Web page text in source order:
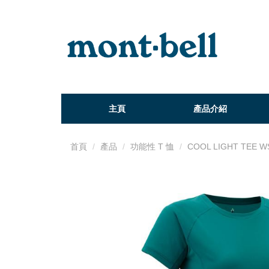
主頁 產品介紹
首頁 產品 功能性 T 恤 COOL LIGHT TEE